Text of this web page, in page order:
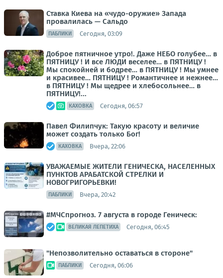
Ставка Киева на «чудо-оружие» Запада
провалилась — Сальдо
ПАБЛИКИ Сегодня, 03:09
Доброе пятничное утро!. Даже НЕБО голубее… в
ПЯТНИЦУ ! И все ЛЮДИ веселее… в ПЯТНИЦУ !
Мы спокойней и бодрее… в ПЯТНИЦУ ! Мы умнее
и красивее… ПЯТНИЦУ ! Романтичнее и нежнее…
в ПЯТНИЦУ ! Мы щедрее и хлебосольнее… в
ПЯТНИЦУ!...
КАХОВКА Сегодня, 06:57
Павел Филипчук: Такую красоту и величие
может создать только Бог!
КАХОВКА Вчера, 22:06
УВАЖАЕМЫЕ ЖИТЕЛИ ГЕНИЧЕСКА, НАСЕЛЕННЫХ
ПУНКТОВ АРАБАТСКОЙ СТРЕЛКИ И
НОВОГРИГОРЬЕВКИ!
ПАБЛИКИ Вчера, 20:42
#МЧСпрогноз. 7 августа в городе Геническ:
ВЕЛИКАЯ ЛЕПЕТИХА Сегодня, 06:45
"Непозволительно оставаться в стороне"
ПАБЛИКИ Сегодня, 06:06